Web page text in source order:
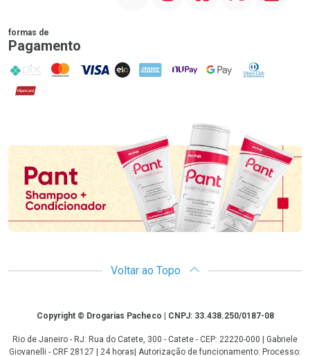
formas de
Pagamento
PIX MasterCard
VISA ELO AMEX NuPay Google PayDiners Club
Hipercard
Promoção em Destaque
Voltar ao Topo
CopyrightCopyright © Drogarias Pacheco | CNPJ: 33.438.250/0187-08
Rio de Janeiro - RJ: Rua do Catete, 300 - Catete - CEP: 22220-000 | Gabriele
Giovanelli - CRF 28127 | 24 horas| Autorização de funcionamento: Processo: